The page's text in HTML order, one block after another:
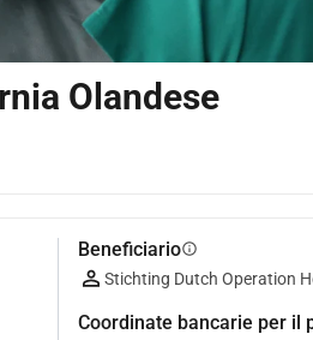
Olandese
Beneficiarioinfo
Stichting Dutch Operation
Coordinate bancarie per il